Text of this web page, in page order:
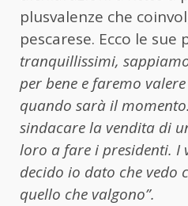
plusvalenze che
pescarese. Ecco le sue
tranquillissimi,
per bene e faremo
quando sarà il
sindacare la vendita di
loro a fare i presidenti.
decido io dato che vedo
quello che valgono”.